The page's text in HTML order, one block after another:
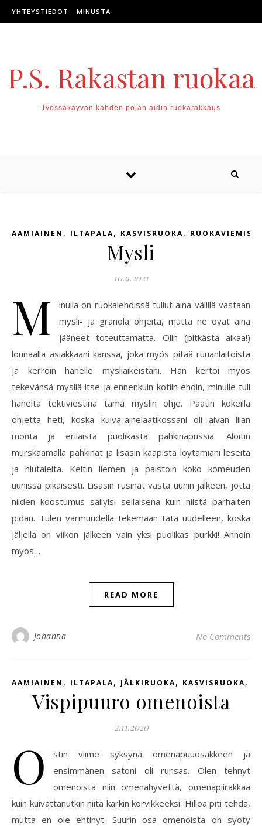
Skip to content
YHTEYSTIEDOT MINUSTA
P.S. Rakastan ruokaa
Työssäkäyvän kahden pojan äidin ruokarakkaus
AAMIAINEN , ILTAPALA, KASVISRUOKA,
Mysli
10.9.2021
M
inulla on ruokalehdissä tullut aina välillä vastaan
mysli- ja granola ohjeita, mutta ne ovat aina
jääneet toteuttamatta. Olin (pitkästä aikaa!)
lounaalla asiakkaani kanssa, joka myös pitää ruuanlaitoista
ja kerroin hänelle mysliaikeistani. Hän kertoi myös
tekevänsä mysliä itse ja ennenkuin kotiin ehdin, minulle tuli
häneltä tektiviestinä tämä myslin ohje. Päätin kokeilla
ohjetta heti, koska kuiva-ainelaatikossani oli aivan liian
monta ja erilaista puolikasta pähkinäpussia. Aloitin
murskaamalla pähkinät ja lisäsin kaapista löytämiäni leseitä
ja hiutaleita. Keitin liemen ja paistoin koko komeuden
uunissa pikaisesti. Lisäsin rusinat vasta uunin jälkeen, jotta
niiden koostumus säilyisi sellaisena kuin niistä parhaiten
pidän. Tulen varmuudella tekemään tätä uudelleen, koska
jäljellä on viikon jälkeen vain yksi puolikas purkki! Annoin
myös…
READ MORE
Johanna No Comments
AAMIAINEN , ILTAPALA, JÄLKIRUOKA, KASVISRUOKA,
Vispipuuro omenoista
2.11.2020
O
stin viime syksynä omenapuuosakkeen ja
ensimmänen satoni oli runsas. Olen tehnyt
omenoista niin omenahyvettä, omenapiirakkaa
kuin kuivattanutkin niitä karkin korvikkeeksi. Hilloa piti tehdä,
mutta en ole ehtinyt. Suurin osa omenoista on syöty